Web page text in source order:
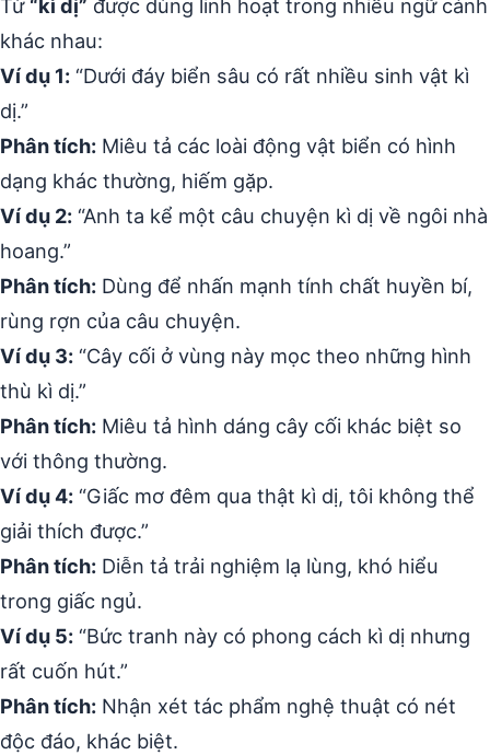
Từ “kì dị” được dùng linh hoạt trong nhiều ngữ cảnh
khác nhau:
Ví dụ 1: “Dưới đáy biển sâu có rất nhiều sinh vật kì
dị.”
Phân tích: Miêu tả các loài động vật biển có hình
dạng khác thường, hiếm gặp.
Ví dụ 2: “Anh ta kể một câu chuyện kì dị về ngôi nhà
hoang.”
Phân tích: Dùng để nhấn mạnh tính chất huyền bí,
rùng rợn của câu chuyện.
Ví dụ 3: “Cây cối ở vùng này mọc theo những hình
thù kì dị.”
Phân tích: Miêu tả hình dáng cây cối khác biệt so
với thông thường.
Ví dụ 4: “Giấc mơ đêm qua thật kì dị, tôi không thể
giải thích được.”
Phân tích: Diễn tả trải nghiệm lạ lùng, khó hiểu
trong giấc ngủ.
Ví dụ 5: “Bức tranh này có phong cách kì dị nhưng
rất cuốn hút.”
Phân tích: Nhận xét tác phẩm nghệ thuật có nét
độc đáo, khác biệt.